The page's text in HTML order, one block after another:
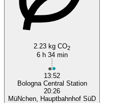
2.23 kg CO2
6 h 34 min
13:52
Bologna Central Station
20:26
MüNchen, Hauptbahnhof SüD